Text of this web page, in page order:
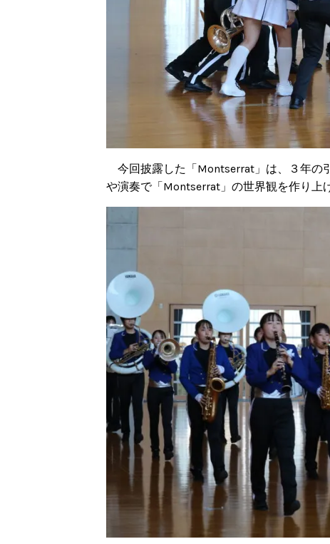
今回披露した「Montserrat」は、３年の
や演奏で「Montserrat」の世界観を作り上